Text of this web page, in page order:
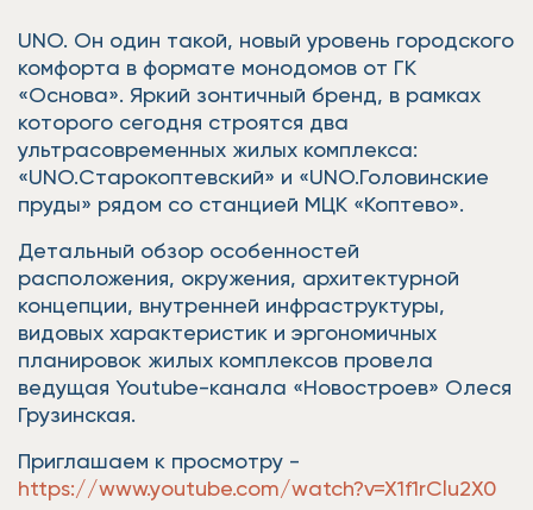
UNO. Он один такой, новый уровень городского
комфорта в формате монодомов от ГК
«Основа». Яркий зонтичный бренд, в рамках
которого сегодня строятся два
ультрасовременных жилых комплекса:
«UNO.Старокоптевский» и «UNO.Головинские
пруды» рядом со станцией МЦК «Коптево».
Детальный обзор особенностей
расположения, окружения, архитектурной
концепции, внутренней инфраструктуры,
видовых характеристик и эргономичных
планировок жилых комплексов провела
ведущая Youtube-канала «Новостроев» Олеся
Грузинская.
Приглашаем к просмотру -
https://www.youtube.com/watch?v=X1f1rClu2X0